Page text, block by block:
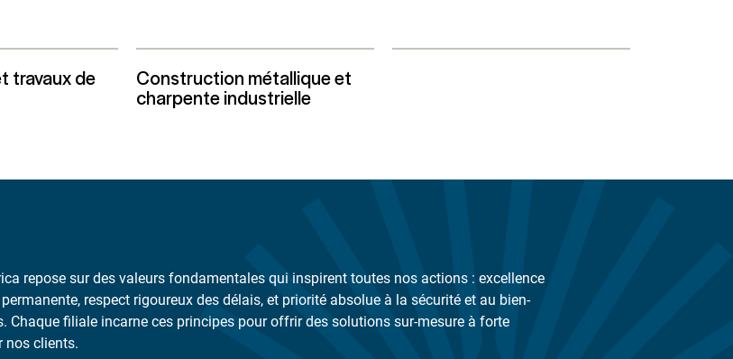
travaux de Construction métallique et
charpente industrielle
repose sur des valeurs fondamentales qui inspirent toutes nos actions : excellence
respect rigoureux des délais, et priorité absolue à la sécurité et au bien-
Chaque filiale incarne ces principes pour offrir des solutions sur-mesure à forte
nos clients.